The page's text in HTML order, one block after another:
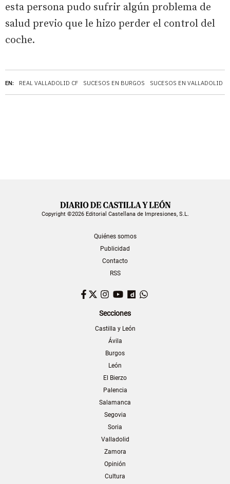
EN: REAL VALLADOLID CF SUCESOS EN BURGOS SUCESOS EN VALLADOLID
esta persona pudo sufrir algún problema de
salud previo que le hizo perder el control del
coche.
Copyright ©2026 Editorial Castellana de Impresiones, S.L.
Quiénes somos
Publicidad
Contacto
RSS
Facebook
TwitterInstagram
YouTubeDailymotion
Secciones
Castilla y León
Ávila
Burgos
León
El Bierzo
Palencia
Salamanca
Segovia
Soria
Valladolid
Zamora
Opinión
Cultura